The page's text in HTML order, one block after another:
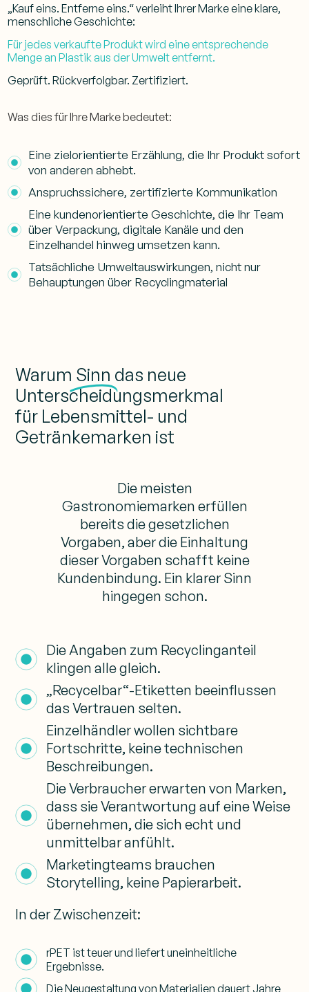
„Kauf eins. Entferne eins.“verleiht Ihrer Marke eine klare,
menschliche Geschichte:
Für jedes verkaufte Produkt wird eine entsprechende
Menge an Plastik aus der Umwelt entfernt.
Geprüft. Rückverfolgbar. Zertifiziert.
Was dies für Ihre Marke bedeutet:
Eine zielorientierte Erzählung, die Ihr Produkt sofort
von anderen abhebt.
Anspruchssichere, zertifizierte Kommunikation
Eine kundenorientierte Geschichte, die Ihr Team
über Verpackung, digitale Kanäle und den
Einzelhandel hinweg umsetzen kann.
Tatsächliche Umweltauswirkungen, nicht nur
Behauptungen über Recyclingmaterial
Warum Sinn das neue
Unterscheidungsmerkmal
für Lebensmittel- und
Getränkemarken ist
Die meisten
Gastronomiemarken erfüllen
bereits die gesetzlichen
Vorgaben, aber die Einhaltung
dieser Vorgaben schafft keine
Kundenbindung. Ein klarer Sinn
hingegen schon.
Die Angaben zum Recyclinganteil
klingen alle gleich.
„Recycelbar“-Etiketten beeinflussen
das Vertrauen selten.
Einzelhändler wollen sichtbare
Fortschritte, keine technischen
Beschreibungen.
Die Verbraucher erwarten von Marken,
dass sie Verantwortung auf eine Weise
übernehmen, die sich echt und
unmittelbar anfühlt.
Marketingteams brauchen
Storytelling, keine Papierarbeit.
In der Zwischenzeit:
rPET ist teuer und liefert uneinheitliche
Ergebnisse.
Die Neugestaltung von Materialien dauert Jahre